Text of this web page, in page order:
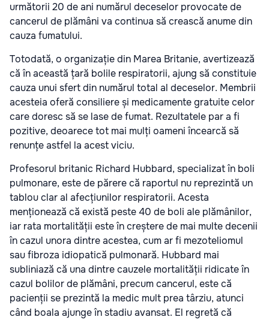
următorii 20 de ani numărul deceselor provocate de
cancerul de plămâni va continua să crească anume din
cauza fumatului.
Totodată, o organizație din Marea Britanie, avertizează
că în această țară bolile respiratorii, ajung să constituie
cauza unui sfert din numărul total al deceselor. Membrii
acesteia oferă consiliere și medicamente gratuite celor
care doresc să se lase de fumat. Rezultatele par a fi
pozitive, deoarece tot mai mulți oameni încearcă să
renunțe astfel la acest viciu.
Profesorul britanic Richard Hubbard, specializat în boli
pulmonare, este de părere că raportul nu reprezintă un
tablou clar al afecțiunilor respiratorii. Acesta
menționează că există peste 40 de boli ale plămânilor,
iar rata mortalității este în creștere de mai multe decenii
în cazul unora dintre acestea, cum ar fi mezoteliomul
sau fibroza idiopatică pulmonară. Hubbard mai
subliniază că una dintre cauzele mortalității ridicate în
cazul bolilor de plămâni, precum cancerul, este că
pacienții se prezintă la medic mult prea târziu, atunci
când boala ajunge în stadiu avansat. El regretă că